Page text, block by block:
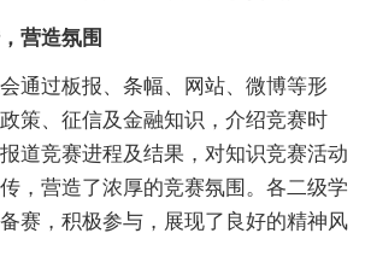
营造氛围
通过板报、条幅、网站、微博等形
策、征信及金融知识，介绍竞赛时
道竞赛进程及结果，对知识竞赛活动
，营造了浓厚的竞赛氛围。各二级学
赛，积极参与，展现了良好的精神风